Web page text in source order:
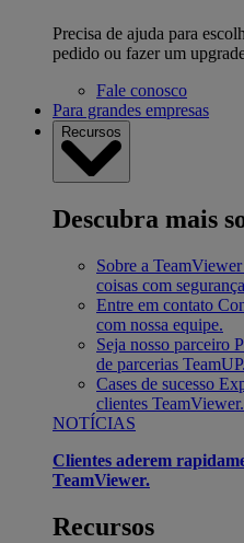
Precisa de ajuda para
pedido ou fazer um
Fale conosco
Para grandes empresas
Recursos
Descubra mais
Sobre a TeamViewer
coisas com
Entre em contato
com nossa equipe.
Seja nosso parceiro
de parcerias TeamUP.
Cases de sucesso
clientes TeamViewer.
NOTÍCIAS
Clientes aderem
TeamViewer.
Recursos